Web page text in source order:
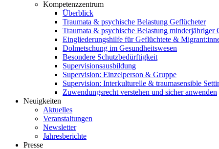
Kompetenzzentrum
Überblick
Traumata & psychische Belastung Geflücheter
Traumata & psychische Belastung minderjähriger
Eingliederungshilfe für Geflüchtete &
Dolmetschung im Gesundheitswesen
Besondere Schutzbedürftigkeit
Supervisionsausbildung
Supervision: Einzelperson & Gruppe
Supervision: Interkulturelle & traumasensible
Zuwendungsrecht verstehen und sicher anwenden
Neuigkeiten
Aktuelles
Veranstaltungen
Newsletter
Jahresberichte
Presse